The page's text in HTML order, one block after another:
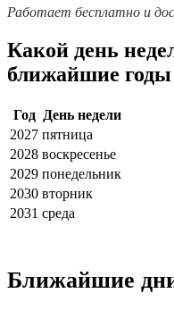
Работает бесплатно и
Какой день
ближайшие годы
Год
День недели
2027 пятница
2028 воскресенье
2029 понедельник
2030 вторник
2031 среда
Ближайшие